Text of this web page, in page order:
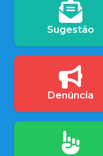
Sugestão
Denúncia